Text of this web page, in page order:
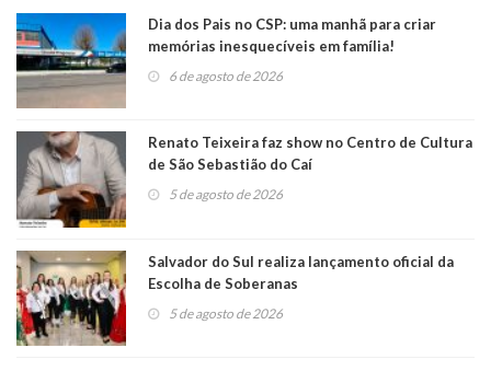
Dia dos Pais no CSP: uma manhã para criar
memórias inesquecíveis em família!
6 de agosto de 2026
Renato Teixeira faz show no Centro de Cultura
de São Sebastião do Caí
5 de agosto de 2026
Salvador do Sul realiza lançamento oficial da
Escolha de Soberanas
5 de agosto de 2026